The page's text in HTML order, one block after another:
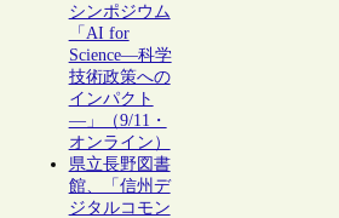
シンポジウム
「AI for
Science―科学
技術政策への
インパクト
―」（9/11・
オンライン）
県立長野図書
館、「信州デ
ジタルコモン